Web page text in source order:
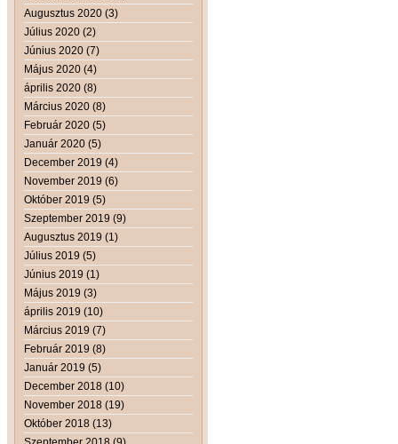
Augusztus 2020 (3)
Július 2020 (2)
Június 2020 (7)
Május 2020 (4)
április 2020 (8)
Március 2020 (8)
Február 2020 (5)
Január 2020 (5)
December 2019 (4)
November 2019 (6)
Október 2019 (5)
Szeptember 2019 (9)
Augusztus 2019 (1)
Július 2019 (5)
Június 2019 (1)
Május 2019 (3)
április 2019 (10)
Március 2019 (7)
Február 2019 (8)
Január 2019 (5)
December 2018 (10)
November 2018 (19)
Október 2018 (13)